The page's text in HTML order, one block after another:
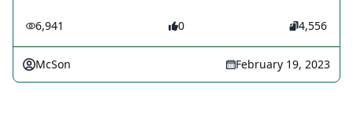
6,941 0 4,556
McSon February 19, 2023